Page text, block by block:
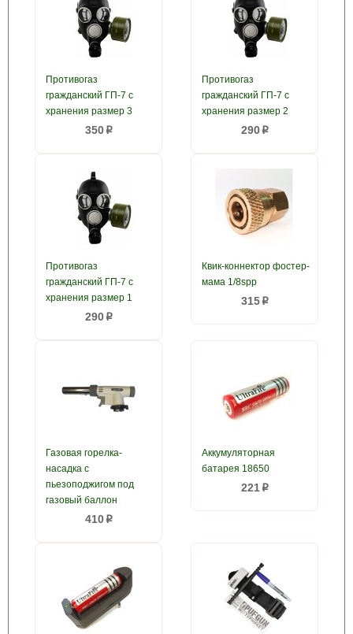
Противогаз
гражданский ГП-7 с
хранения размер 3
350p
Противогаз
гражданский ГП-7 с
хранения размер 2
290p
Противогаз
гражданский ГП-7 с
хранения размер 1
290p
Квик-коннектор фостер-
мама 1/8spp
315p
Газовая горелка-
насадка с
пьезоподжигом под
газовый баллон
410p
Аккумуляторная
батарея 18650
221 p